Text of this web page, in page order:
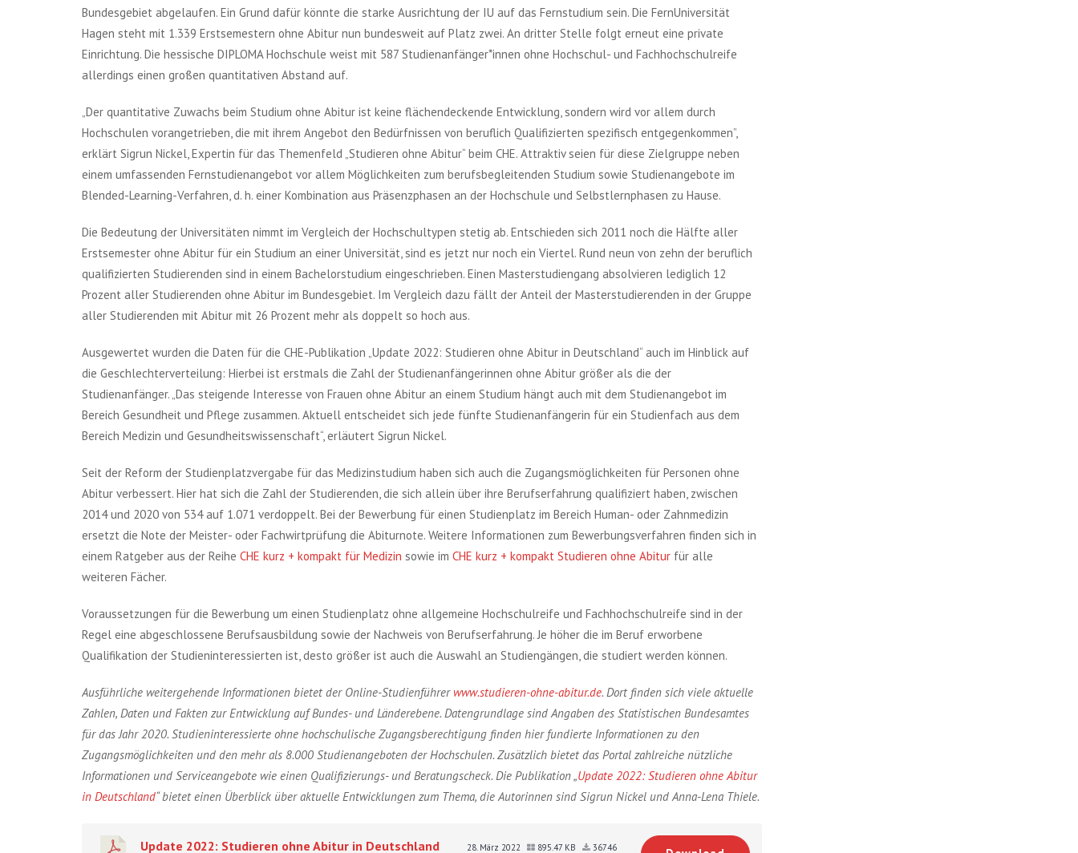
Bundesgebiet abgelaufen. Ein Grund dafür könnte die starke Ausrichtung der IU auf das Fernstudium sein. Die FernUniversität
Hagen steht mit 1.339 Erstsemestern ohne Abitur nun bundesweit auf Platz zwei. An dritter Stelle folgt erneut eine private
Einrichtung. Die hessische DIPLOMA Hochschule weist mit 587 Studienanfänger*innen ohne Hochschul- und Fachhochschulreife
allerdings einen großen quantitativen Abstand auf.
„Der quantitative Zuwachs beim Studium ohne Abitur ist keine flächendeckende Entwicklung, sondern wird vor allem durch
Hochschulen vorangetrieben, die mit ihrem Angebot den Bedürfnissen von beruflich Qualifizierten spezifisch entgegenkommen”,
erklärt Sigrun Nickel, Expertin für das Themenfeld „Studieren ohne Abitur“ beim CHE. Attraktiv seien für diese Zielgruppe neben
einem umfassenden Fernstudienangebot vor allem Möglichkeiten zum berufsbegleitenden Studium sowie Studienangebote im
Blended-Learning-Verfahren, d. h. einer Kombination aus Präsenzphasen an der Hochschule und Selbstlernphasen zu Hause.
Die Bedeutung der Universitäten nimmt im Vergleich der Hochschultypen stetig ab. Entschieden sich 2011 noch die Hälfte aller
Erstsemester ohne Abitur für ein Studium an einer Universität, sind es jetzt nur noch ein Viertel. Rund neun von zehn der beruflich
qualifizierten Studierenden sind in einem Bachelorstudium eingeschrieben. Einen Masterstudiengang absolvieren lediglich 12
Prozent aller Studierenden ohne Abitur im Bundesgebiet. Im Vergleich dazu fällt der Anteil der Masterstudierenden in der Gruppe
aller Studierenden mit Abitur mit 26 Prozent mehr als doppelt so hoch aus.
Ausgewertet wurden die Daten für die CHE-Publikation „Update 2022: Studieren ohne Abitur in Deutschland“ auch im Hinblick auf
die Geschlechterverteilung: Hierbei ist erstmals die Zahl der Studienanfängerinnen ohne Abitur größer als die der
Studienanfänger. „Das steigende Interesse von Frauen ohne Abitur an einem Studium hängt auch mit dem Studienangebot im
Bereich Gesundheit und Pflege zusammen. Aktuell entscheidet sich jede fünfte Studienanfängerin für ein Studienfach aus dem
Bereich Medizin und Gesundheitswissenschaft“, erläutert Sigrun Nickel.
Seit der Reform der Studienplatzvergabe für das Medizinstudium haben sich auch die Zugangsmöglichkeiten für Personen ohne
Abitur verbessert. Hier hat sich die Zahl der Studierenden, die sich allein über ihre Berufserfahrung qualifiziert haben, zwischen
2014 und 2020 von 534 auf 1.071 verdoppelt. Bei der Bewerbung für einen Studienplatz im Bereich Human- oder Zahnmedizin
ersetzt die Note der Meister- oder Fachwirtprüfung die Abiturnote. Weitere Informationen zum Bewerbungsverfahren finden sich in
einem Ratgeber aus der Reihe CHE kurz + kompakt für Medizin sowie im CHE kurz + kompakt Studieren ohne Abitur für alle
weiteren Fächer.
Voraussetzungen für die Bewerbung um einen Studienplatz ohne allgemeine Hochschulreife und Fachhochschulreife sind in der
Regel eine abgeschlossene Berufsausbildung sowie der Nachweis von Berufserfahrung. Je höher die im Beruf erworbene
Qualifikation der Studieninteressierten ist, desto größer ist auch die Auswahl an Studiengängen, die studiert werden können.
Ausführliche weitergehende Informationen bietet der Online-Studienführer www.studieren-ohne-abitur.de. Dort finden sich viele aktuelle
Zahlen, Daten und Fakten zur Entwicklung auf Bundes- und Länderebene. Datengrundlage sind Angaben des Statistischen Bundesamtes
für das Jahr 2020. Studieninteressierte ohne hochschulische Zugangsberechtigung finden hier fundierte Informationen zu den
Zugangsmöglichkeiten und den mehr als 8.000 Studienangeboten der Hochschulen. Zusätzlich bietet das Portal zahlreiche nützliche
Informationen und Serviceangebote wie einen Qualifizierungs- und Beratungscheck. Die Publikation „Update 2022: Studieren ohne Abitur
in Deutschland“ bietet einen Überblick über aktuelle Entwicklungen zum Thema, die Autorinnen sind Sigrun Nickel und Anna-Lena Thiele.
Update 2022: Studieren ohne Abitur in Deutschland 28. März 2022 895.47 KB
36746